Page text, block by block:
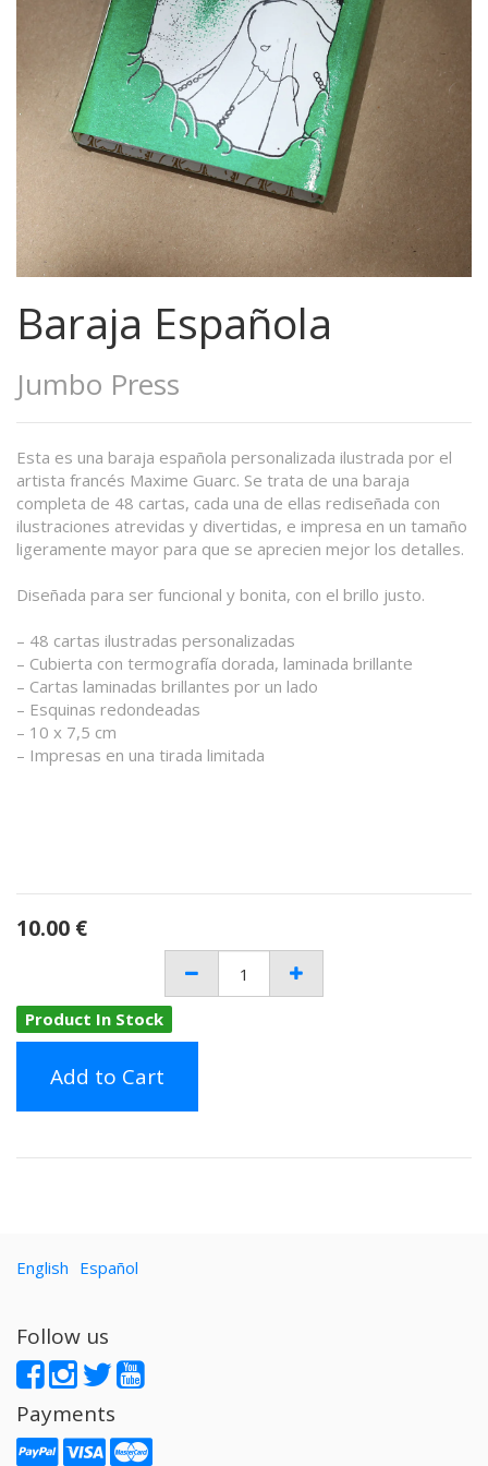
Baraja Española
Jumbo Press
Esta es una baraja española personalizada ilustrada por el
artista francés Maxime Guarc. Se trata de una baraja
completa de 48 cartas, cada una de ellas rediseñada con
ilustraciones atrevidas y divertidas, e impresa en un tamaño
ligeramente mayor para que se aprecien mejor los detalles.
Diseñada para ser funcional y bonita, con el brillo justo.
– 48 cartas ilustradas personalizadas
– Cubierta con termografía dorada, laminada brillante
– Cartas laminadas brillantes por un lado
– Esquinas redondeadas
– 10 x 7,5 cm
– Impresas en una tirada limitada
10.00 €
Product In Stock
Add to Cart
English Español
Follow us
Payments